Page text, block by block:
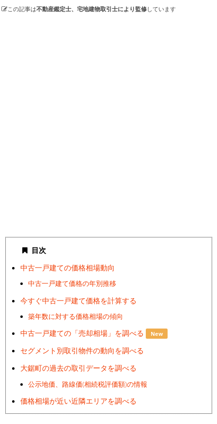
この記事は不動産鑑定士、宅地建物取引士により監修しています
目次
中古一戸建ての価格相場動向
中古一戸建て価格の年別推移
今すぐ中古一戸建て価格を計算する
築年数に対する価格相場の傾向
中古一戸建ての「売却相場」を調べる New
セグメント別取引物件の動向を調べる
大鋸町の過去の取引データを調べる
公示地価、路線価(相続税評価額)の情報
価格相場が近い近隣エリアを調べる